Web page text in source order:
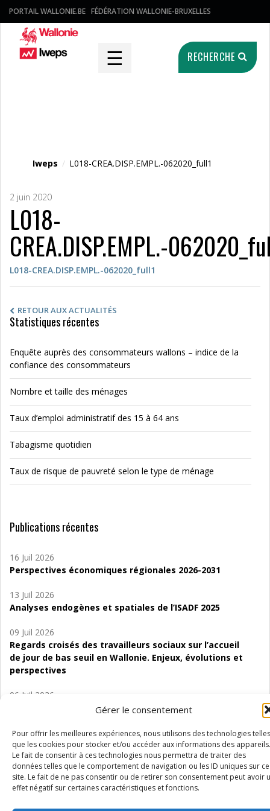
Gérer le consentement
Pour offrir les meilleures expériences, nous utilisons des technologies telles
que les cookies pour stocker et/ou accéder aux informations des appareils.
Le fait de consentir à ces technologies nous permettra de traiter des
données telles que le comportement de navigation ou les ID uniques sur ce
site. Le fait de ne pas consentir ou de retirer son consentement peut avoir
effet négatif sur certaines caractéristiques et fonctions.
PORTAIL WALLONIE.BE FÉDÉRATION WALLONIE-BRUXELLES
☰ RECHERCHE
Iweps / L018-CREA.DISP.EMPL.-062020_full1
2 juin 2020
L018-
CREA.DISP.EMPL.-
L018-CREA.DISP.EMPL.-062020_full1
RETOUR AUX ACTUALITÉS
Statistiques récentes
Enquête auprès des consommateurs wallons – indice de la
confiance des consommateurs
Nombre et taille des ménages
Taux d’emploi administratif des 15 à 64 ans
Tabagisme quotidien
Taux de risque de pauvreté selon le type de ménage
Publications récentes
16 Juil 2026
Perspectives économiques régionales 2026-2031
13 Juil 2026
Analyses endogènes et spatiales de l’ISADF 2025
09 Juil 2026
Regards croisés des travailleurs sociaux sur l’accueil
de jour de bas seuil en Wallonie. Enjeux, évolutions et
perspectives
06 Juil 2026
Étude d’évaluabilité des Structures
01 Juil 2026
Pénurie du personnel infirmier :quels indicateurs
d’offre de soins pour comprendre la situation en
Wallonie ?